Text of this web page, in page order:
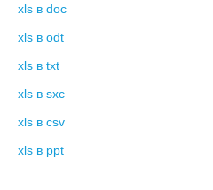
xls в doc
xls в odt
xls в txt
xls в sxc
xls в csv
xls в ppt